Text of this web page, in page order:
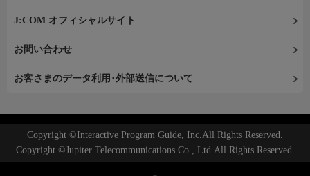
J:COM オフィシャルサイト
お問い合わせ
お客さまのデータ利用･外部送信について
Copyright ©Interactive Program Guide, Inc.All Rights Reserved.
Copyright ©Jupiter Telecommunications Co., Ltd.All Rights Reserved.